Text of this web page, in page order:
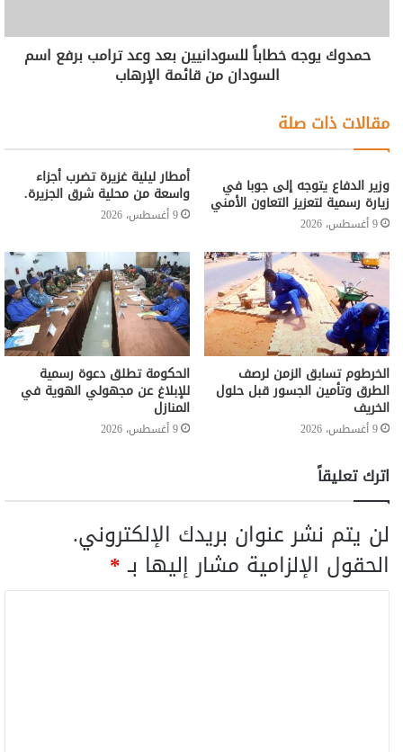
حمدوك يوجه خطاباً للسودانيين بعد وعد ترامب برفع اسم
السودان من قائمة الإرهاب
مقالات ذات صلة
وزير الدفاع يتوجه إلى جوبا في
زيارة رسمية لتعزيز التعاون الأمني
9 أغسطس، 2026
أمطار ليلية غزيرة تضرب أجزاء
واسعة من محلية شرق الجزيرة.
9 أغسطس، 2026
الخرطوم تسابق الزمن لرصف
الطرق وتأمين الجسور قبل حلول
الخريف
9 أغسطس، 2026
الحكومة تطلق دعوة رسمية
للإبلاغ عن مجهولي الهوية في
المنازل
9 أغسطس، 2026
اترك تعليقاً
لن يتم نشر عنوان بريدك الإلكتروني.
الحقول الإلزامية مشار إليها بـ*